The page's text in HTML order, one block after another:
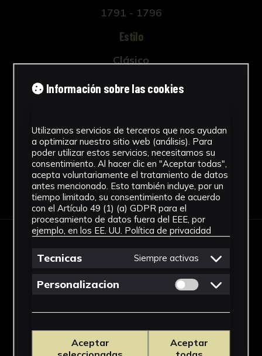
1791 - 1796
Estilo
Clásico
Técnica
Ver más
Descargar Ficha
IMÁGENES
Información sobre las cookies
Utilizamos servicios de terceros que nos ayudan
a optimizar nuestro sitio web (análisis). Para
poder utilizar estos servicios, necesitamos su
consentimiento. Al hacer clic en "Aceptar todas",
acepta voluntariamente el tratamiento de datos
antes mencionado. Esto también incluye, por un
tiempo limitado, su consentimiento de acuerdo
con el Artículo 49 (1) (a) GDPR para el
procesamiento de datos fuera del EEE, por
ejemplo, en los EE. UU. Política de privacidad
Tecnicas Siempre activas
Personalizacion Permitir cookies
Aceptar
Aceptar